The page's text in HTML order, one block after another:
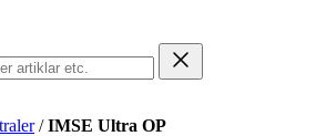
/IMSE Ultra OP